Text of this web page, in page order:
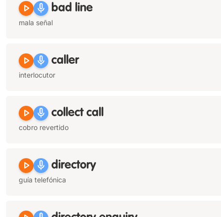
play_arrow mic bad line
mala señal
play_arrow mic caller
interlocutor
play_arrow mic collect call
cobro revertido
play_arrow mic directory
guía telefónica